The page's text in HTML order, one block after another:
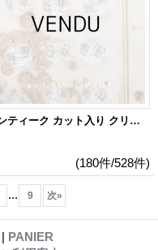
アンティーク カット入り クリアガラスのボタン 8mm 24ピースのセット
(180件/528件)
... 9 次»
| PANIER